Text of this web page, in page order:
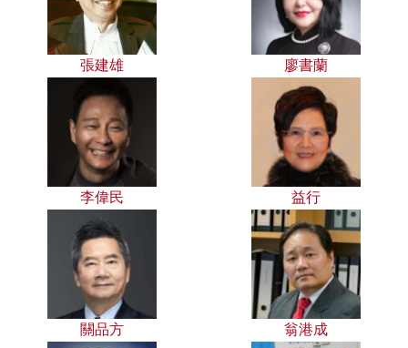
張建雄 廖書蘭
李偉民 益行
關品方 翁港成